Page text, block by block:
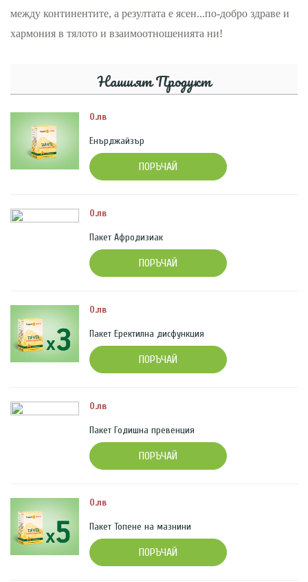
между континентите, а резултата е ясен...по-добро здраве и
хармония в тялото и взаимоотношенията ни!
Нашият Продукт
0.лв
Енърджайзър
ПОРЪЧАЙ
0.лв
Пакет Афродизиак
ПОРЪЧАЙ
0.лв
Пакет Еректилна дисфункция
ПОРЪЧАЙ
0.лв
Пакет Годишна превенция
ПОРЪЧАЙ
0.лв
Пакет Топене на мазнини
ПОРЪЧАЙ